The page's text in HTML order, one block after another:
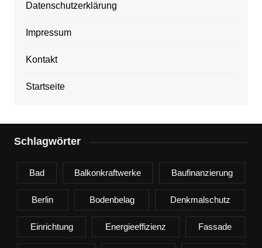
Datenschutzerklärung
Impressum
Kontakt
Startseite
Schlagwörter
Bad Balkonkraftwerke Baufinanzierung
Berlin Bodenbelag Denkmalschutz
Einrichtung Energieeffizienz Fassade